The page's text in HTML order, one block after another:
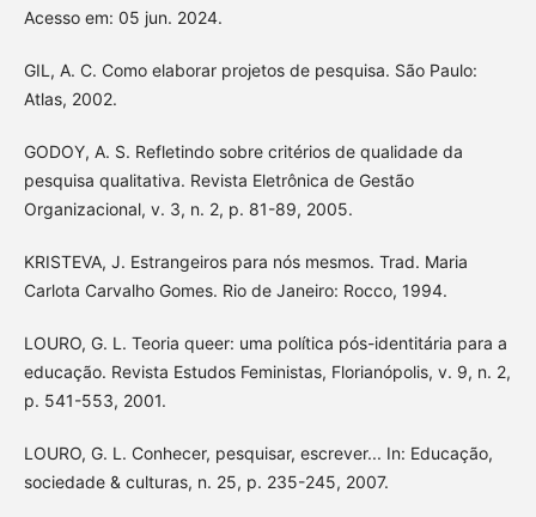
Acesso em: 05 jun. 2024.
GIL, A. C. Como elaborar projetos de pesquisa. São Paulo:
Atlas, 2002.
GODOY, A. S. Refletindo sobre critérios de qualidade da
pesquisa qualitativa. Revista Eletrônica de Gestão
Organizacional, v. 3, n. 2, p. 81-89, 2005.
KRISTEVA, J. Estrangeiros para nós mesmos. Trad. Maria
Carlota Carvalho Gomes. Rio de Janeiro: Rocco, 1994.
LOURO, G. L. Teoria queer: uma política pós-identitária para a
educação. Revista Estudos Feministas, Florianópolis, v. 9, n. 2,
p. 541-553, 2001.
LOURO, G. L. Conhecer, pesquisar, escrever... In: Educação,
sociedade & culturas, n. 25, p. 235-245, 2007.